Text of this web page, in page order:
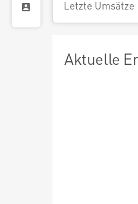
Letzte Umsätze
Aktuelle